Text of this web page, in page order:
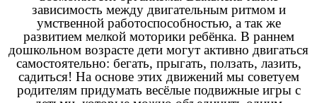
зависимость между двигательным ритмом и
умственной работоспособностью, а так же
развитием мелкой моторики ребёнка. В раннем
дошкольном возрасте дети могут активно двигаться
самостоятельно: бегать, прыгать, ползать, лазить,
садиться! На основе этих движений мы советуем
родителям придумать весёлые подвижные игры с